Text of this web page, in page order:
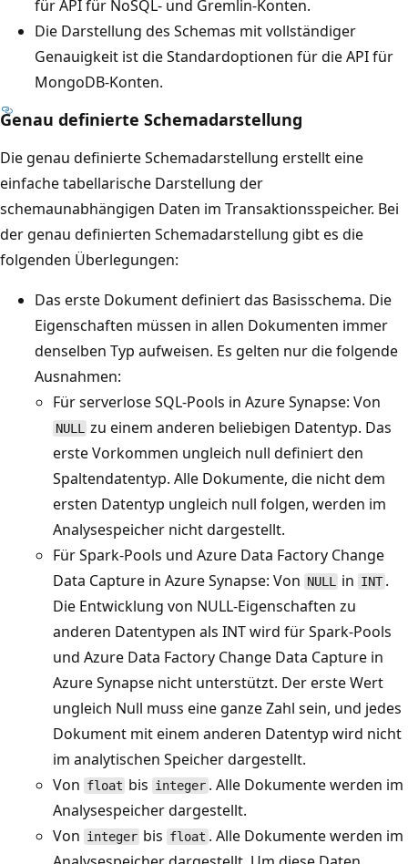
für API für NoSQL- und Gremlin-Konten.
Die Darstellung des Schemas mit vollständiger
Genauigkeit ist die Standardoptionen für die API für
MongoDB-Konten.
Genau definierte Schemadarstellung
Die genau definierte Schemadarstellung erstellt eine
einfache tabellarische Darstellung der
schemaunabhängigen Daten im Transaktionsspeicher. Bei
der genau definierten Schemadarstellung gibt es die
folgenden Überlegungen:
Das erste Dokument definiert das Basisschema. Die
Eigenschaften müssen in allen Dokumenten immer
denselben Typ aufweisen. Es gelten nur die folgende
Ausnahmen:
Für serverlose SQL-Pools in Azure Synapse: Von
NULL
zu einem anderen beliebigen Datentyp. Das
erste Vorkommen ungleich null definiert den
Spaltendatentyp. Alle Dokumente, die nicht dem
ersten Datentyp ungleich null folgen, werden im
Analysespeicher nicht dargestellt.
Für Spark-Pools und Azure Data Factory Change
Data Capture in Azure Synapse: Von NULL in INT.
Die Entwicklung von NULL-Eigenschaften zu
anderen Datentypen als INT wird für Spark-Pools
und Azure Data Factory Change Data Capture in
Azure Synapse nicht unterstützt. Der erste Wert
ungleich Null muss eine ganze Zahl sein, und jedes
Dokument mit einem anderen Datentyp wird nicht
im analytischen Speicher dargestellt.
Von float bis integer . Alle Dokumente werden im
Analysespeicher dargestellt.
Von integer bis float . Alle Dokumente werden im